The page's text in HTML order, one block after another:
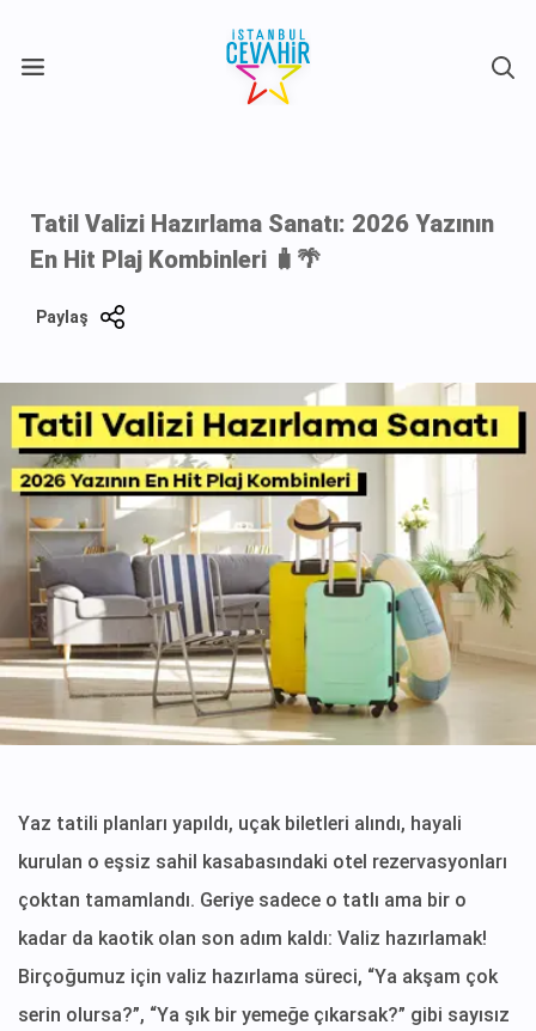
Tatil Valizi Hazırlama Sanatı: 2026 Yazının
En Hit Plaj Kombinleri 🧳🌴
Paylaş
Yaz tatili planları yapıldı, uçak biletleri alındı, hayali
kurulan o eşsiz sahil kasabasındaki otel rezervasyonları
çoktan tamamlandı. Geriye sadece o tatlı ama bir o
kadar da kaotik olan son adım kaldı: Valiz hazırlamak!
Birçoğumuz için valiz hazırlama süreci, “Ya akşam çok
serin olursa?”, “Ya şık bir yemeğe çıkarsak?” gibi sayısız